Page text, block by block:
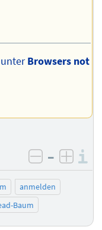
Browsers not
negativ
–
anmelden
Baum